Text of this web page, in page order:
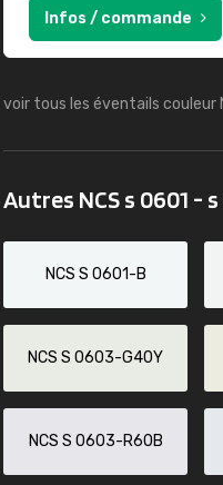
Infos / commande
voir tous les éventails couleur
Autres NCS s 0601 - s
NCS S 0601-B
NCS S 0603-G40Y
NCS S 0603-R60B